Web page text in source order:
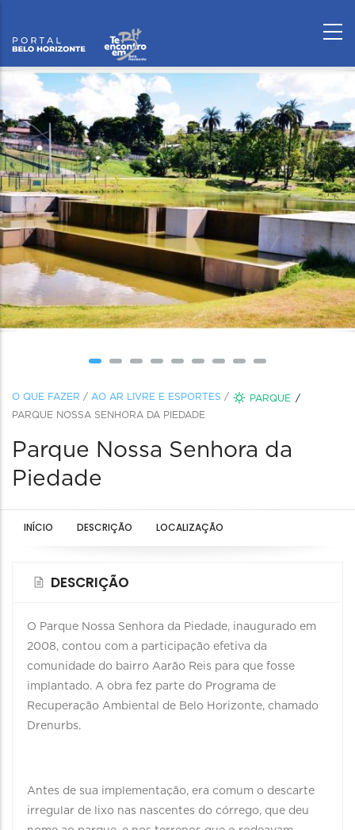
O QUE FAZER / AO AR LIVRE E ESPORTES /
PARQUE
PARQUE NOSSA SENHORA DA PIEDADE
Parque Nossa Senhora da
Piedade
INÍCIO DESCRIÇÃO LOCALIZAÇÃO
DESCRIÇÃO
O Parque Nossa Senhora da Piedade, inaugurado em
2008, contou com a participação efetiva da
comunidade do bairro Aarão Reis para que fosse
implantado. A obra fez parte do Programa de
Recuperação Ambiental de Belo Horizonte, chamado
Drenurbs.
Antes de sua implementação, era comum o descarte
irregular de lixo nas nascentes do córrego, que deu